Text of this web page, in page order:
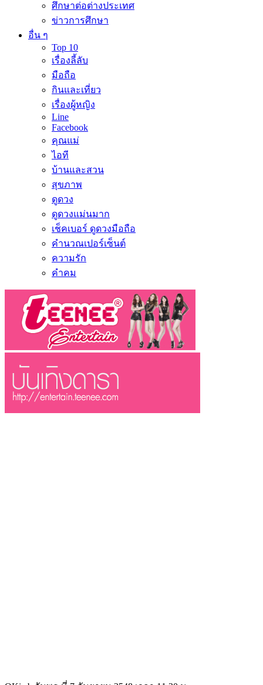
ศึกษาต่อต่างประเทศ
ข่าวการศึกษา
อื่น ๆ
Top 10
เรื่องลี้ลับ
มือถือ
กินและเที่ยว
เรื่องผู้หญิง
Line
Facebook
คุณแม่
ไอที
บ้านและสวน
สุขภาพ
ดูดวง
ดูดวงแม่นมาก
เช็คเบอร์ ดูดวงมือถือ
คำนวณเปอร์เซ็นต์
ความรัก
คำคม